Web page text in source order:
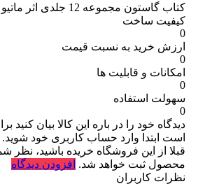
کتاب گاستون مجموعه 12 جلدی اثر ماتیو دولوبیه
کیفیت ساخت
0
ارزش خرید به نسبت قیمت
0
امکانات و قابلیت ها
0
سهولت استفاده
0
دیدگاه خود را در باره این کالا بیان کنید
است ابتدا وارد حساب کاربری خود شوید.
قبلا از این فروشگاه خریده باشید، نظر
محصول ثبت خواهد شد. افزودن دیدگاه
نظرات کاربران